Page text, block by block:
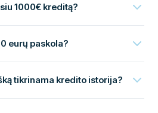
1000€ kreditą?
eurų paskola?
tikrinama kredito istorija?